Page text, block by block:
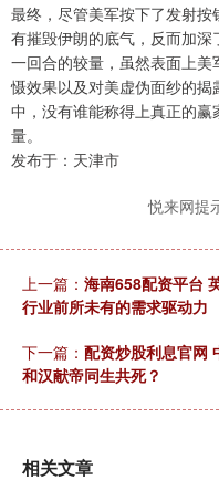
最终，尽管美军按下了发射
有摧毁伊朗的底气，反而加
一回合的较量，虽然表面上
慑效果以及对美虚伪面纱的
中，没有谁能称得上真正的
量。
发布于：天津市
悦来网提
上一篇： 海南658配资平台
行业前所未有的需求驱动力
下一篇： 配资炒股利息官网
和汉献帝同生共死？
相关文章